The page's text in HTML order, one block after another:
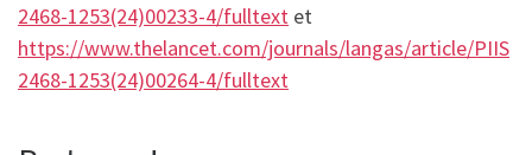
2468-1253(24)00233-4/fulltext et
https://www.thelancet.com/journals/langas/article/PIIS
2468-1253(24)00264-4/fulltext